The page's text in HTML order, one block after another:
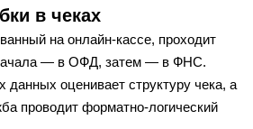
в чеках
на онлайн-кассе, проходит
— в ОФД, затем — в ФНС.
оценивает структуру чека, а
проводит форматно-логический